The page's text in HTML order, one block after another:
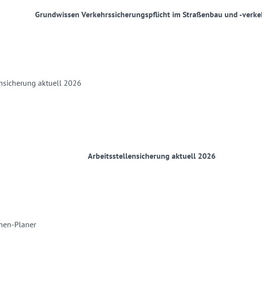
Grundwissen Verkehrssicherungspflicht im Straßenbau und -
Arbeitsstellensicherung aktuell 2026